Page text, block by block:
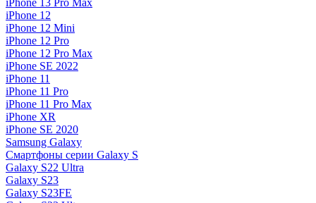
iPhone 13 Pro Max
iPhone 12
iPhone 12 Mini
iPhone 12 Pro
iPhone 12 Pro Max
iPhone SE 2022
iPhone 11
iPhone 11 Pro
iPhone 11 Pro Max
iPhone XR
iPhone SE 2020
Samsung Galaxy
Смартфоны серии Galaxy S
Galaxy S22 Ultra
Galaxy S23
Galaxy S23FE